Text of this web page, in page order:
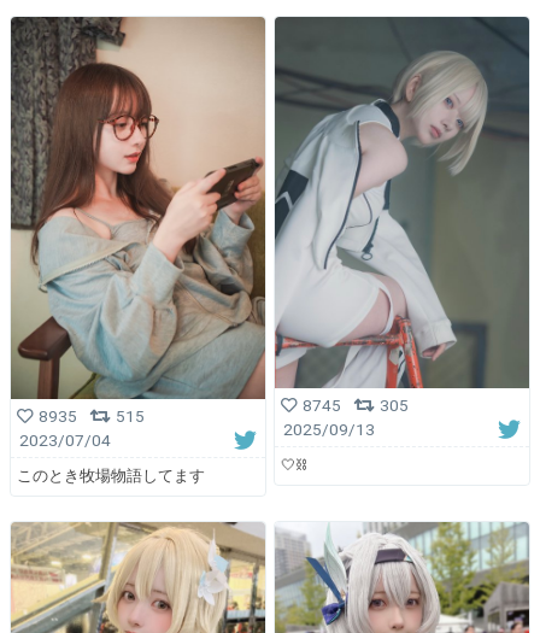
8935
515
2023/07/04
このとき牧場物語してます
8745
305
2025/09/13
🤍⛓️